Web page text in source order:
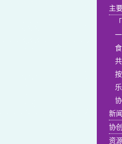
主
新
协
资